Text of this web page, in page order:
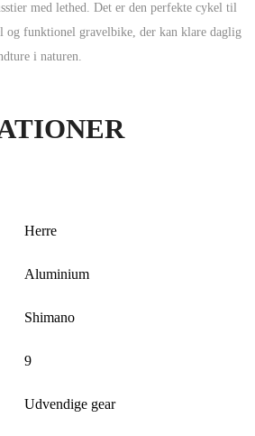
med lethed. Det er den perfekte cykel til
og funktionel gravelbike, der kan klare daglig
i naturen.
Herre
Aluminium
Shimano
9
Udvendige gear